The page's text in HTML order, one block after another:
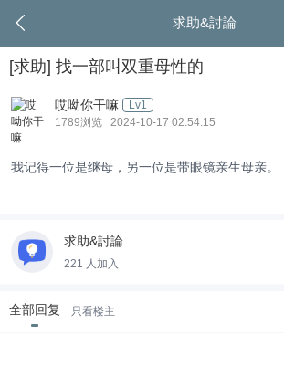
求助&討論
[求助] 找一部叫双重母性的
哎呦你干嘛
Lv1
1789浏览 2024-10-17 02:54:15
我记得一位是继母，另一位是带眼镜亲生母亲。
求助&討論
221 人加入
全部回复 只看楼主